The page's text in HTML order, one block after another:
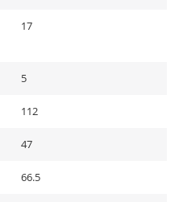
17
5
112
47
66.5